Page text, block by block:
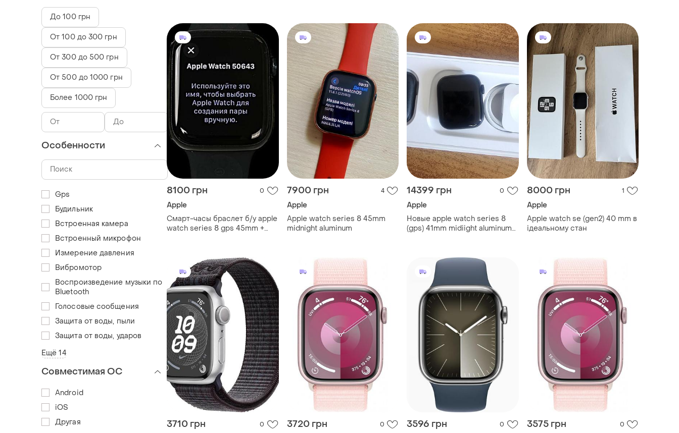
8100 грн 0
Apple
Смарт-часы браслет б/у apple
watch series 8 gps 45mm +
7900 грн 4
Apple
Apple watch series 8 45mm
midnight aluminum
14399 грн 0
Apple
Новые apple watch series 8
(gps) 41mm midiight aluminum
8000 грн 1
Apple
Apple watch se (gen2) 40 mm в
ідеальному стан
3710 грн 0 3720 грн 0 3596 грн 0 3575 грн 0
До 100 грн
От 100 до 300 грн
От 300 до 500 грн
От 500 до 1000 грн
Более 1000 грн
Особенности
Gps
Будильник
Встроенная камера
Встроенный микрофон
Измерение давления
Вибромотор
Воспроизведение музыки по
Bluetooth
Голосовые сообщения
Защита от воды, пыли
Защита от воды, ударов
Ещё 14
Совместимая ОС
Android
iOS
Другая